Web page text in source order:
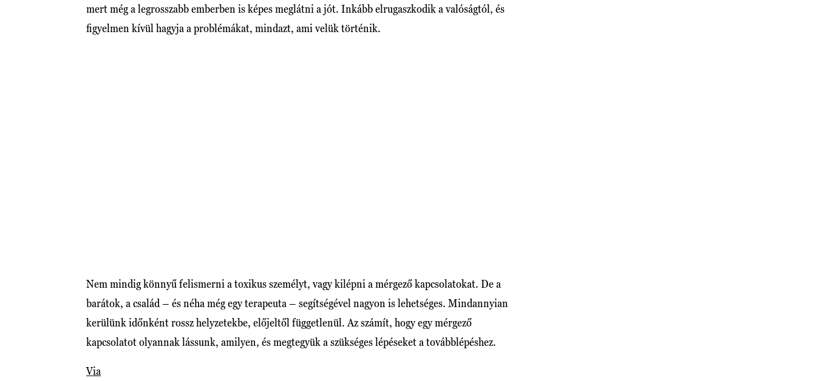
mert még a legrosszabb emberben is képes meglátni a jót. Inkább elrugaszkodik a valóságtól, és
figyelmen kívül hagyja a problémákat, mindazt, ami velük történik.
Nem mindig könnyű felismerni a toxikus személyt, vagy kilépni a mérgező kapcsolatokat. De a
barátok, a család – és néha még egy terapeuta – segítségével nagyon is lehetséges. Mindannyian
kerülünk időnként rossz helyzetekbe, előjeltől függetlenül. Az számít, hogy egy mérgező
kapcsolatot olyannak lássunk, amilyen, és megtegyük a szükséges lépéseket a továbblépéshez.
Via